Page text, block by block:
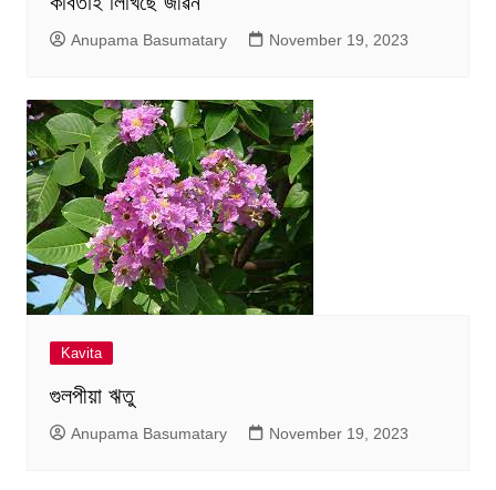
Anupama Basumatary November 19, 2023
Kavita
গুলপীয়া ঋতু
Anupama Basumatary November 19, 2023